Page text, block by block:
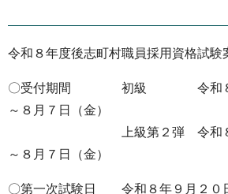
令和８年度後志町村職員採用資格試験
〇受付期間 初級 令和８年
～８月７日（金）
上級第２弾 令和８年７
～８月７日（金）
〇第一次試験日 令和８年９月２０